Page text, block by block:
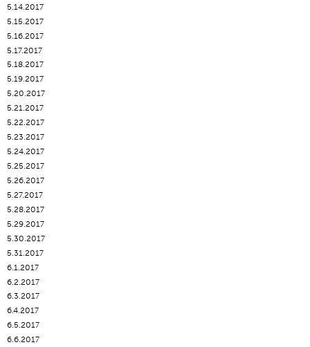
5.14.2017
5.15.2017
5.16.2017
5.17.2017
5.18.2017
5.19.2017
5.20.2017
5.21.2017
5.22.2017
5.23.2017
5.24.2017
5.25.2017
5.26.2017
5.27.2017
5.28.2017
5.29.2017
5.30.2017
5.31.2017
6.1.2017
6.2.2017
6.3.2017
6.4.2017
6.5.2017
6.6.2017